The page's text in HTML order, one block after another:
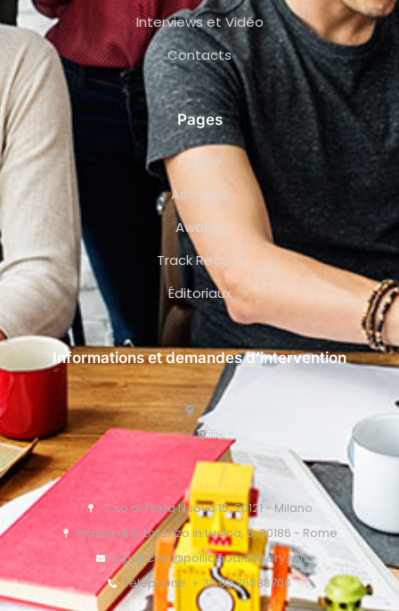
Interviews et Vidéo
Contacts
Pages
Équipe
Activités
Awards
Track Record
Éditoriaux
Informations et demandes d’intervention
C.so di Porta Nuova 15, 20121 - Milano
Piazza di S. Lorenzo in Lucina, 6, 00186 - Rome
o.pollicino@pollicinoaidvisory.eu
Téléphone: + 39 02 76388700